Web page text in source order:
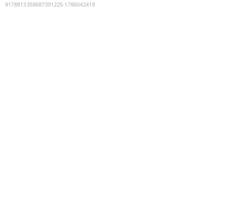
9178813358687391225:1786042419